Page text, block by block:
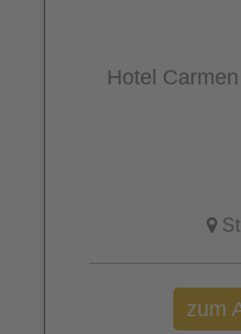
Hotel
zum